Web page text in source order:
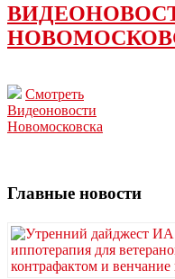
Смотреть
Видеоновости
Новомосковска
Главные новости